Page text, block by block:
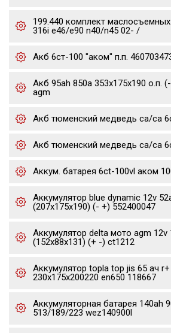
199.440 комплект
316i e46/e90 n40/n45 02- /
Акб 6ст-100 "аком" п.п.
Акб 95ah 850a 353x175x190 о.п.
agm
Акб тюменский медведь ca/ca
Акб тюменский медведь ca/ca
Аккум. батарея 6ct-100vl аком
Аккумулятор blue dynamic 12v
(207x175x190) (- +) 552400047
Аккумулятор delta мото agm 12v
(152x88x131) (+ -) ct1212
Аккумулятор topla top jis 65 ач
230x175x200220 en650 118667
Аккумуляторная батарея 140ah
513/189/223 wez140900l